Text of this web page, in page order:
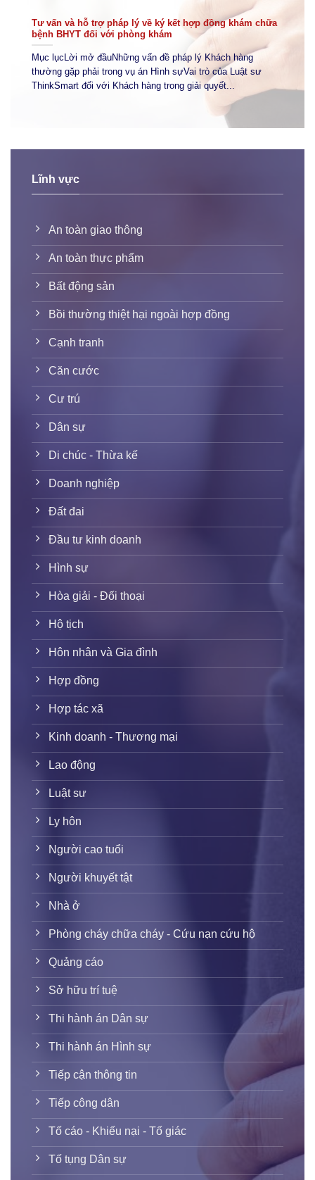
Tư vấn và hỗ trợ pháp lý về ký kết hợp đồng khám chữa
bệnh BHYT đối với phòng khám
Mục lụcLời mở đầuNhững vấn đề pháp lý Khách hàng
thường gặp phải trong vụ án Hình sựVai trò của Luật sư
ThinkSmart đối với Khách hàng trong giải quyết...
Lĩnh vực
An toàn giao thông
An toàn thực phẩm
Bất động sản
Bồi thường thiệt hại ngoài hợp đồng
Cạnh tranh
Căn cước
Cư trú
Dân sự
Di chúc - Thừa kế
Doanh nghiệp
Đất đai
Đầu tư kinh doanh
Hình sự
Hòa giải - Đối thoại
Hộ tịch
Hôn nhân và Gia đình
Hợp đồng
Hợp tác xã
Kinh doanh - Thương mại
Lao động
Luật sư
Ly hôn
Người cao tuổi
Người khuyết tật
Nhà ở
Phòng cháy chữa cháy - Cứu nạn cứu hộ
Quảng cáo
Sở hữu trí tuệ
Thi hành án Dân sự
Thi hành án Hình sự
Tiếp cận thông tin
Tiếp công dân
Tố cáo - Khiếu nại - Tố giác
Tố tụng Dân sự